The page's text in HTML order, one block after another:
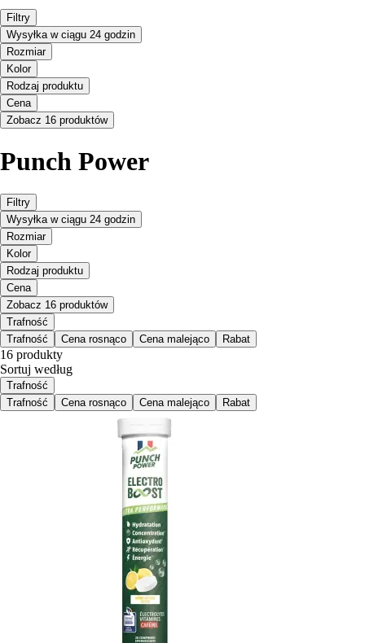
Filtry
Wysyłka w ciągu 24 godzin
Rozmiar
Kolor
Rodzaj produktu
Cena
Zobacz 16 produktów
Punch Power
Filtry
Wysyłka w ciągu 24 godzin
Rozmiar
Kolor
Rodzaj produktu
Cena
Zobacz 16 produktów
Trafność
Trafność
Cena rosnąco Cena malejąco Rabat
16 produkty
Sortuj według
Trafność
Trafność
Cena rosnąco Cena malejąco Rabat